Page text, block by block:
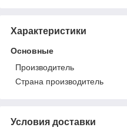
Характеристики
Основные
Производитель
Страна производитель
Условия доставки